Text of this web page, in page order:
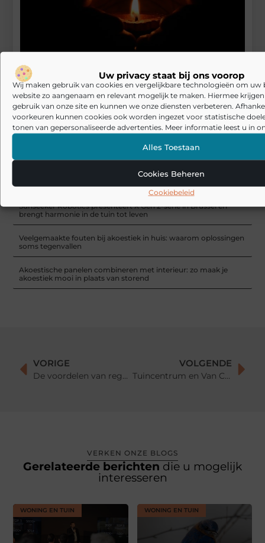
Uw privacy staat bij ons voorop
Wij maken gebruik van cookies en vergelijkbare technologieën om uw
website zo aangenaam en relevant mogelijk te maken. Hiermee
gebruik van onze site en kunnen we onze diensten verbeteren.
voorkeuren kunnen cookies ook worden ingezet voor statistische
tonen van gepersonaliseerde advertenties. Meer informatie leest u in
Alles Toestaan
Cookies Beheren
Cookiebeleid
LED Kaarsen en Glazen Kerstballen: Innovatie en Traditie in
Kerstsfeer
RECENTE BERICHTEN
De kunst van stijlvolle en functionele herenkleding
De Beste Schoonmaakoplossingen: Stofzuiger met Zak en
Sunseeker Robotics presenteert X Gen 2-serie in Brussel en
brengt harmonie in de tuin tot leven
Veelgemaakte fouten bij akoestiek in huis: waarom oplossingen
soms tegenvallen
Akoestische panelen combineren met interieur: zo maak je
akoestiek mooi in plaats van storend
VORIGE
De voordelen van regelmatig dakonderhoud
VOLGENDE
Tuincentrum en Van Cranenbroek: Groen, Inspiratie en Praktisch Winkelen
VERKEN ONZE BLOGS
Gerelateerde berichten die u mogelijk
interesseren
WONING EN TUIN WONING EN TUIN